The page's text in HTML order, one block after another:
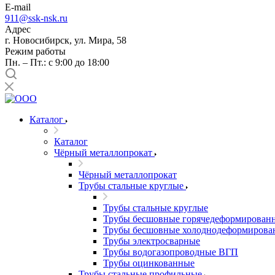
E-mail
911@ssk-nsk.ru
Адрес
г. Новосибирск, ул. Мира, 58
Режим работы
Пн. – Пт.: с 9:00 до 18:00
Каталог
Каталог
Чёрный металлопрокат
Чёрный металлопрокат
Трубы стальные круглые
Трубы стальные круглые
Трубы бесшовные
Трубы бесшовные
Трубы электросварные
Трубы водогазопроводные ВГП
Трубы оцинкованные